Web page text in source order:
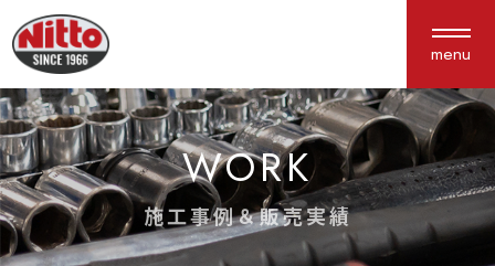
menu
About us
私たちについて
Service
サービス紹介
WORK
施工事例＆販売実績